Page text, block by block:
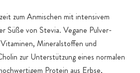
zum Anmischen mit intensivem
Süße von Stevia. Vegane Pulver-
Mineralstoffen und
zur Unterstützung eines normalen
Protein aus Erbse,